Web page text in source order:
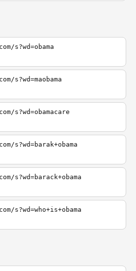
s?wd=obama
s?wd=maobama
s?wd=obamacare
s?wd=barak+obama
s?wd=barack+obama
s?wd=who+is+obama